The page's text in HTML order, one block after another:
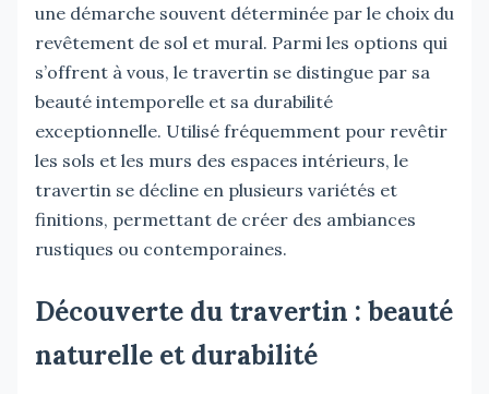
une démarche souvent déterminée par le choix du
revêtement de sol et mural. Parmi les options qui
s’offrent à vous, le travertin se distingue par sa
beauté intemporelle et sa durabilité
exceptionnelle. Utilisé fréquemment pour revêtir
les sols et les murs des espaces intérieurs, le
travertin se décline en plusieurs variétés et
finitions, permettant de créer des ambiances
rustiques ou contemporaines.
Découverte du travertin : beauté
naturelle et durabilité